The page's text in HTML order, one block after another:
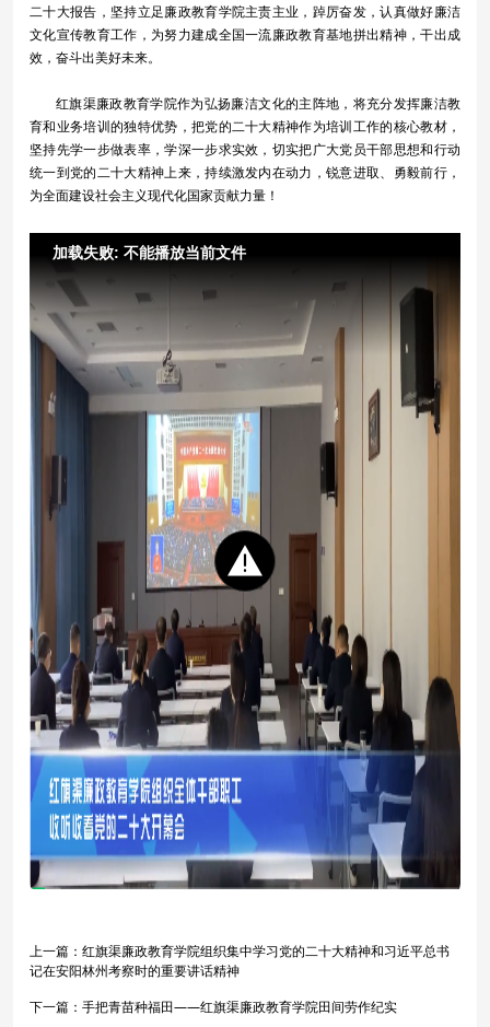
二十大报告，坚持立足廉政教育学院主责主业，踔厉奋发，认真做好廉洁
文化宣传教育工作，为努力建成全国一流廉政教育基地拼出精神，干出成
效，奋斗出美好未来。
红旗渠廉政教育学院作为弘扬廉洁文化的主阵地，将充分发挥廉洁教
育和业务培训的独特优势，把党的二十大精神作为培训工作的核心教材，
坚持先学一步做表率，学深一步求实效，切实把广大党员干部思想和行动
统一到党的二十大精神上来，持续激发内在动力，锐意进取、勇毅前行，
为全面建设社会主义现代化国家贡献力量！
加载失败: 不能播放当前文件
上一篇： 红旗渠廉政教育学院组织集中学习党的二十大精神和习近平总书
记在安阳林州考察时的重要讲话精神
下一篇： 手把青苗种福田——红旗渠廉政教育学院田间劳作纪实